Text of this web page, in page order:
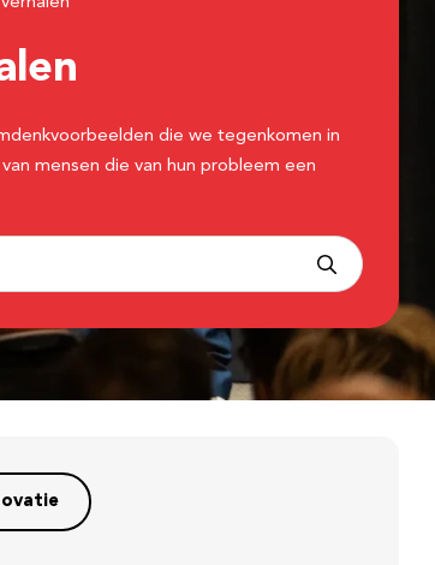
die we tegenkomen in
mensen die van hun probleem een